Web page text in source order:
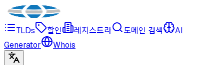
TLDs 할인 레지스트라 도메인 검색
AI
Generator
Whois